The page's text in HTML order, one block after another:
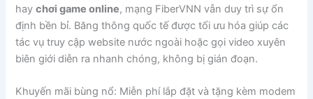
haychơi game online, mạng FiberVNN vẫn duy trì sự ổn
định bền bỉ. Băng thông quốc tế được tối ưu hóa giúp các
tác vụ truy cập website nước ngoài hoặc gọi video xuyên
biên giới diễn ra nhanh chóng, không bị gián đoạn.
Khuyến mãi bùng nổ: Miễn phí lắp đặt và tặng kèm modem